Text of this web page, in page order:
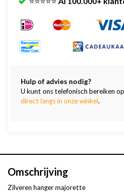
Hulp of advies nodig?
U kunt ons telefonisch bereiken
direct langs in onze winkel.
Omschrijving
Zilveren hanger majorette